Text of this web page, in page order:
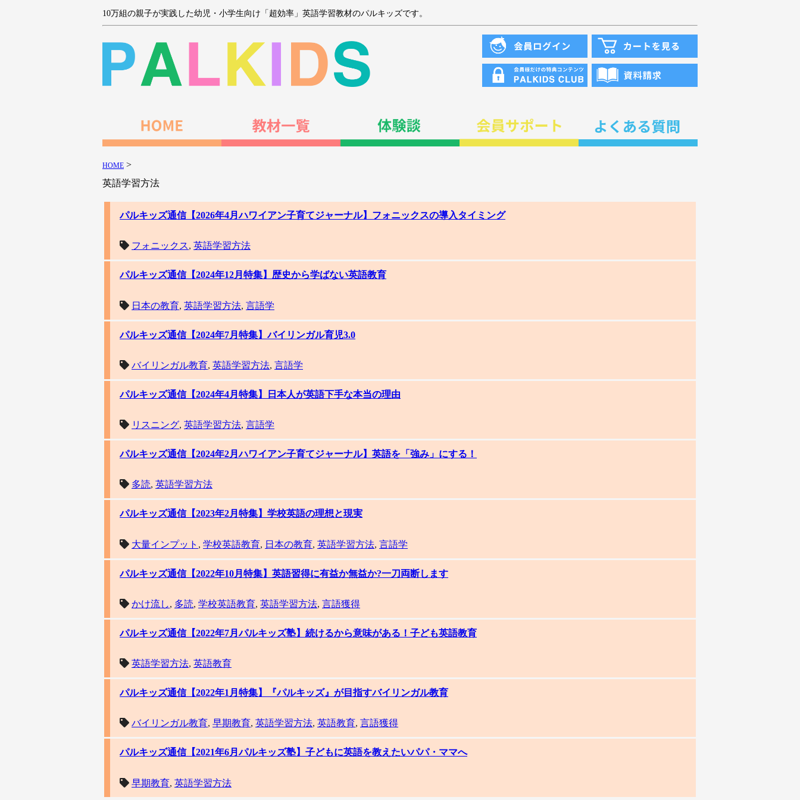
10万組の親子が実践した幼児・小学生向け「超効率」英語学習教材のパルキッズです。
HOME >
英語学習方法
パルキッズ通信【2026年4月ハワイアン子育てジャーナル】フォニックスの導入タイミング
フォニックス, 英語学習方法
パルキッズ通信【2024年12月特集】歴史から学ばない英語教育
日本の教育, 英語学習方法, 言語学
パルキッズ通信【2024年7月特集】バイリンガル育児3.0
バイリンガル教育, 英語学習方法, 言語学
パルキッズ通信【2024年4月特集】日本人が英語下手な本当の理由
リスニング, 英語学習方法, 言語学
パルキッズ通信【2024年2月ハワイアン子育てジャーナル】英語を「強み」にする！
多読, 英語学習方法
パルキッズ通信【2023年2月特集】学校英語の理想と現実
大量インプット , 学校英語教育, 日本の教育, 英語学習方法, 言語学
パルキッズ通信【2022年10月特集】英語習得に有益か無益か?一刀両断します
かけ流し, 多読, 学校英語教育, 英語学習方法, 言語獲得
パルキッズ通信【2022年7月パルキッズ塾】続けるから意味がある！子ども英語教育
英語学習方法, 英語教育
パルキッズ通信【2022年1月特集】『パルキッズ』が目指すバイリンガル教育
バイリンガル教育, 早期教育, 英語学習方法, 英語教育, 言語獲得
パルキッズ通信【2021年6月パルキッズ塾】子どもに英語を教えたいパパ・ママへ
早期教育, 英語学習方法